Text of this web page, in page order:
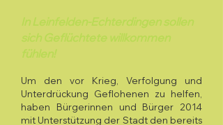
In Leinfelden-Echterdingen sollen
sich Geflüchtete willkommen
fühlen!
Um den vor Krieg, Verfolgung und
Unterdrückung Geflohenen zu helfen,
haben Bürgerinnen und Bürger 2014
mit Unterstützung der Stadt den bereits